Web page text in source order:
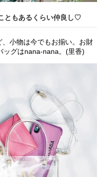
ともあるくらい仲良し♡
小物は今でもお揃い。お財
ッグはnana-nana。(里香)